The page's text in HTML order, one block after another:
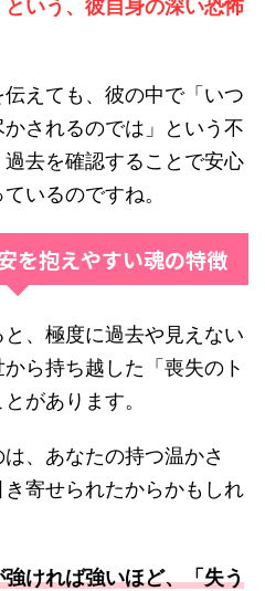
いう、彼自身の深い恐怖
えても、彼の中で「いつ
されるのでは」という不
去を確認することで安心
いるのですね。
を抱えやすい魂の特徴
、極度に過去や見えない
ら持ち越した「喪失のト
があります。
、あなたの持つ温かさ
寄せられたからかもしれ
ければ強いほど、「失う